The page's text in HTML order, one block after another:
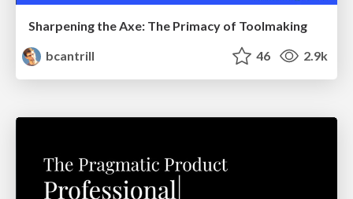
Sharpening the Axe: The Primacy of Toolmaking
bcantrill
46 2.9k